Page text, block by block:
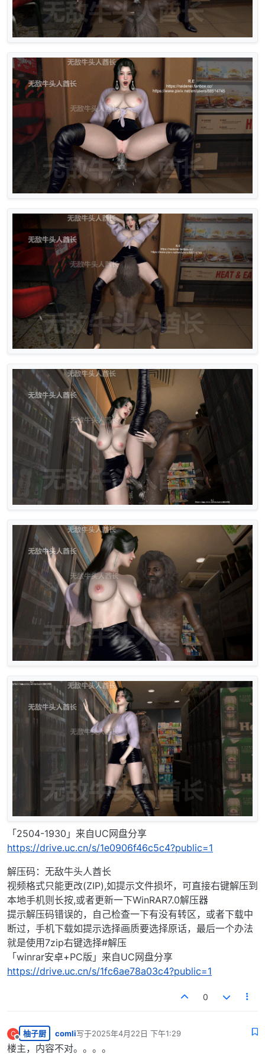
「2504-1930」来自UC网盘分享
https://drive.uc.cn/s/1e0906f46c5c4?public=1
解压码：无敌牛头人酋长
视频格式只能更改(ZIP),如提示文件损坏，可直接右键解压到
本地手机则长按,或者更新一下WinRAR7.0解压器
提示解压码错误的，自己检查一下有没有转区，或者下载中
断过，手机下载如提示选择画质要选择原话，最后一个办法
就是使用7zip右键选择#解压
「winrar安卓+PC版」来自UC网盘分享
https://drive.uc.cn/s/1fc6ae78a03c4?public=1
0
C
离线
柚子厨 comli写于2025年4月22日 下午1:29
最后由 编辑
楼主，内容不对。。。。